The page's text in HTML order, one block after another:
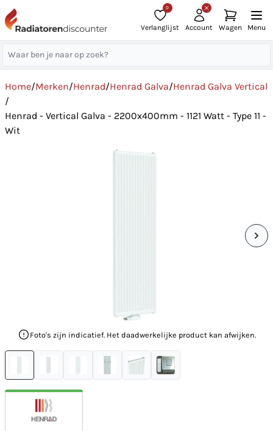
0
Verlanglijst Account Wagen Menu
Home/Merken/Henrad/Henrad Galva/Henrad Galva Vertical
/
Henrad - Vertical Galva - 2200x400mm - 1121 Watt - Type 11 -
Wit
Foto's zijn indicatief. Het daadwerkelijke product kan afwijken.